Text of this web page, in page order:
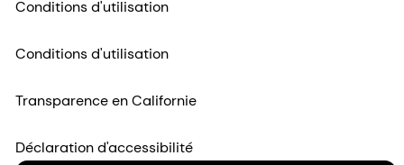
Conditions d'utilisation
Conditions d'utilisation
Transparence en Californie
Déclaration d'accessibilité